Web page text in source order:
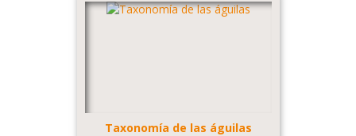
Taxonomía de las águilas